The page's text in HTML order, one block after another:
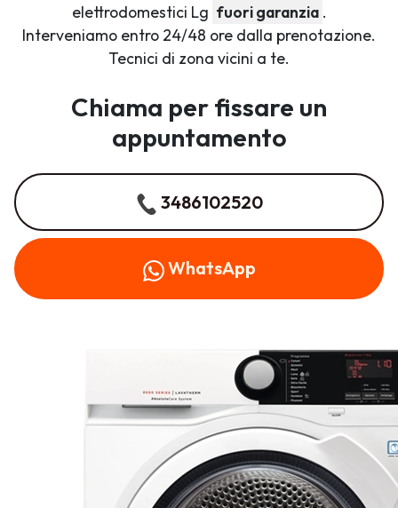
elettrodomestici Lg fuori garanzia .
Interveniamo entro 24/48 ore dalla prenotazione.
Tecnici di zona vicini a te.
Chiama per fissare un
appuntamento
3486102520
WhatsApp